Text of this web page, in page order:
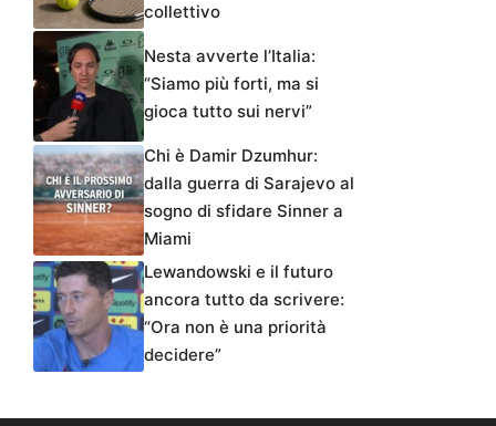
collettivo
Nesta avverte l’Italia:
“Siamo più forti, ma si
gioca tutto sui nervi”
Chi è Damir Dzumhur:
dalla guerra di Sarajevo al
sogno di sfidare Sinner a
Miami
Lewandowski e il futuro
ancora tutto da scrivere:
“Ora non è una priorità
decidere”